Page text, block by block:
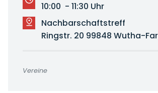
10:00 - 11:30 Uhr
Nachbarschaftstreff
Ringstr. 20 99848 Wutha-
Vereine